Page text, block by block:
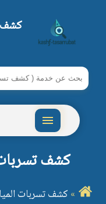
كشف
ابحث
في
شركة
كشف
تسربات
المياة
بالرياض
كشف تسربات
كشف تسربات